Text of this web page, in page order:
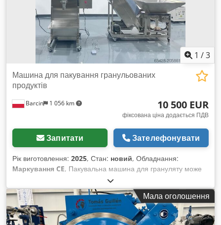
1 /3
Barcin 1 056 km
Машина для пакування гранульованих
продуктів
10 500 EUR
фіксована ціна додається ПДВ
Запитати Зателефонувати
Рік виготовлення: 2025, Стан: новий, Обладнання:
Маркування CE, Пакувальна машина для грануляту може
фасувати такі продукти, як квасоля, рис, цукор, мигдаль та
інші зернисті матеріали. Комплект включає: 1. Подавач із
бункером, синхронізований з пакувальною машиною 2.
Двокамерна пакувальна машина Діапазон фасування: від 5
до 5000 г Швидкість фасування: 400–600 пакетів/годину
Мала оголошення